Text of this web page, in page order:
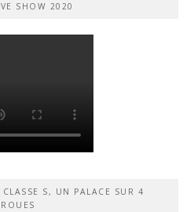
SHOW 2020
CLASSE S, UN PALACE SUR 4
ROUES